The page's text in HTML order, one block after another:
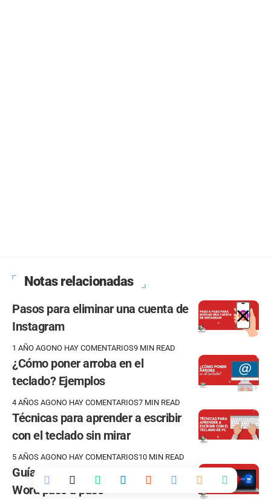
Notas relacionadas
Pasos para eliminar una cuenta de
Instagram
1 AÑO AGONO HAY COMENTARIOS9 MIN READ
¿Cómo poner arroba en el
teclado? Ejemplos
4 AÑOS AGONO HAY COMENTARIOS7 MIN READ
Técnicas para aprender a escribir
con el teclado sin mirar
5 AÑOS AGONO HAY COMENTARIOS10 MIN READ
Guía para Convertir de PDF a
Word paso a paso